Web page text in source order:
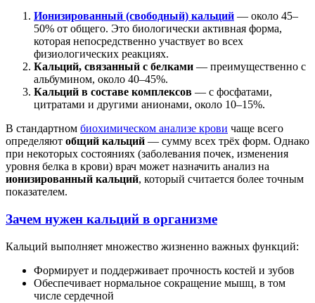
Ионизированный (свободный) кальций — около 45–
50% от общего. Это биологически активная форма,
которая непосредственно участвует во всех
физиологических реакциях.
Кальций, связанный с белками — преимущественно с
альбумином, около 40–45%.
Кальций в составе комплексов — с фосфатами,
цитратами и другими анионами, около 10–15%.
В стандартном биохимическом анализе крови чаще всего
определяют общий кальций — сумму всех трёх форм. Однако
при некоторых состояниях (заболевания почек, изменения
уровня белка в крови) врач может назначить анализ на
ионизированный кальций, который считается более точным
показателем.
Зачем нужен кальций в организме
Кальций выполняет множество жизненно важных функций:
Формирует и поддерживает прочность костей и зубов
Обеспечивает нормальное сокращение мышц, в том
числе сердечной